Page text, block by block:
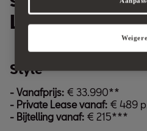
Leon
Style
- Vanafprijs: € 33.990**
- Private Lease vanaf: € 489
- Bijtelling vanaf: € 215***